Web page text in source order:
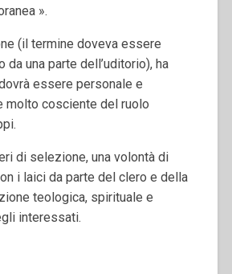
».
(il termine doveva essere
una parte dell’uditorio), ha
essere personale e
molto cosciente del ruolo
di selezione, una volontà di
i laici da parte del clero e della
teologica, spirituale e
interessati.